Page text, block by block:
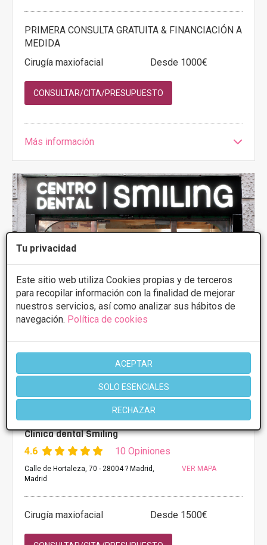
Tu privacidad
Este sitio web utiliza Cookies propias y de terceros
para recopilar información con la finalidad de mejorar
nuestros servicios, así como analizar sus hábitos de
navegación. Política de cookies
ACEPTAR
SOLO ESENCIALES
RECHAZAR
PRIMERA CONSULTA GRATUITA & FINANCIACIÓN A
MEDIDA
Cirugía maxiofacial
Desde 1000€
CONSULTAR/CITA/PRESUPUESTO
Más información
Clínica dental Smiling
4.6 10 Opiniones
Calle de Hortaleza, 70 - 28004 ? Madrid,
Madrid
VER MAPA
Cirugía maxiofacial Desde 1500€